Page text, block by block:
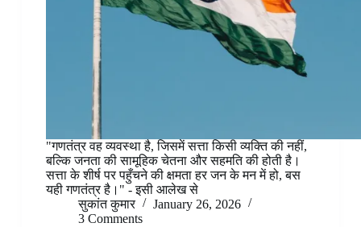
"गणतंत्र वह व्यवस्था है, जिसमें सत्ता किसी व्यक्ति की नहीं,
बल्कि जनता की सामूहिक चेतना और सहमति की होती है।
सत्ता के शीर्ष पर पहुँचने की क्षमता हर जन के मन में हो, बस
यही गणतंत्र है।" - इसी आलेख से
सुकांत कुमार
January 26, 2026
3 Comments